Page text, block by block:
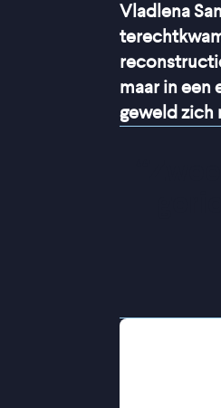
Vladlena
maar in een
geweld zich
Na de